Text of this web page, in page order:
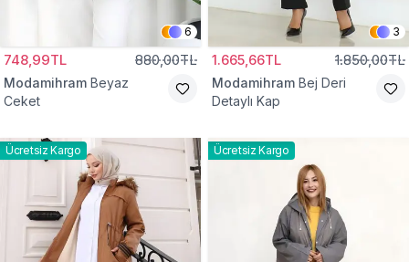
6
748,99TL 880,00TL
Modamihram Beyaz
Ceket
3
1.665,66TL 1.850,00TL
Modamihram Bej Deri
Detaylı Kap
Ücretsiz Kargo Ücretsiz Kargo